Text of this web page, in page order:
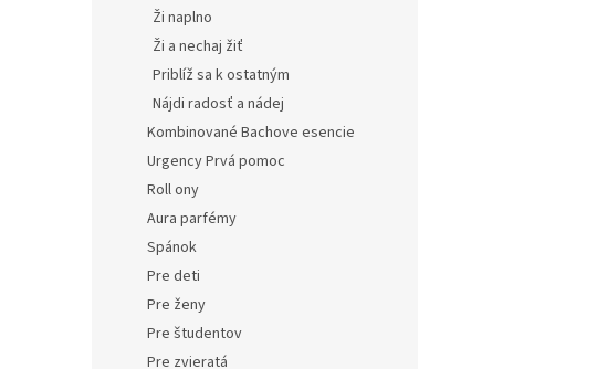
Ži naplno
Ži a nechaj žiť
Priblíž sa k ostatným
Nájdi radosť a nádej
Kombinované Bachove esencie
Urgency Prvá pomoc
Roll ony
Aura parfémy
Spánok
Pre deti
Pre ženy
Pre študentov
Pre zvieratá